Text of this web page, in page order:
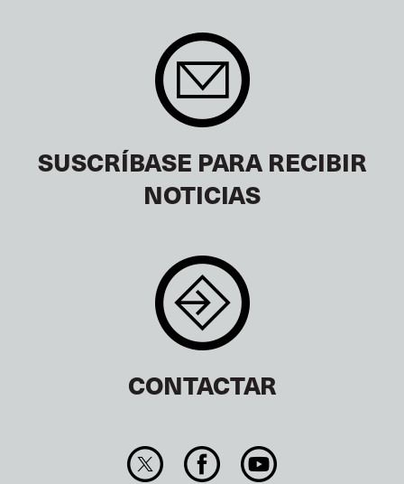
SUSCRÍBASE PARA RECIBIR
NOTICIAS
CONTACTAR